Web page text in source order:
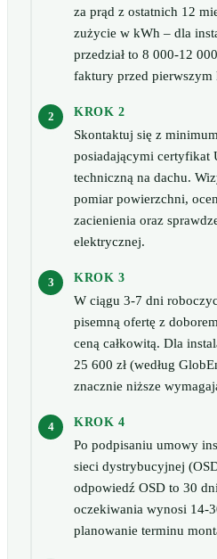
za prąd z ostatnich 12
zużycie w kWh – dla
przedział to 8 000-12
faktury przed pierwszym
KROK 2
Skontaktuj się z
posiadającymi certyfikat
techniczną na dachu.
pomiar powierzchni,
zacienienia oraz
elektrycznej.
KROK 3
W ciągu 3-7 dni
pisemną ofertę z
ceną całkowitą. Dla
25 600 zł (według
znacznie niższe
KROK 4
Po podpisaniu umowy
sieci dystrybucyjnej
odpowiedź OSD to 30
oczekiwania wynosi 14-
planowanie terminu